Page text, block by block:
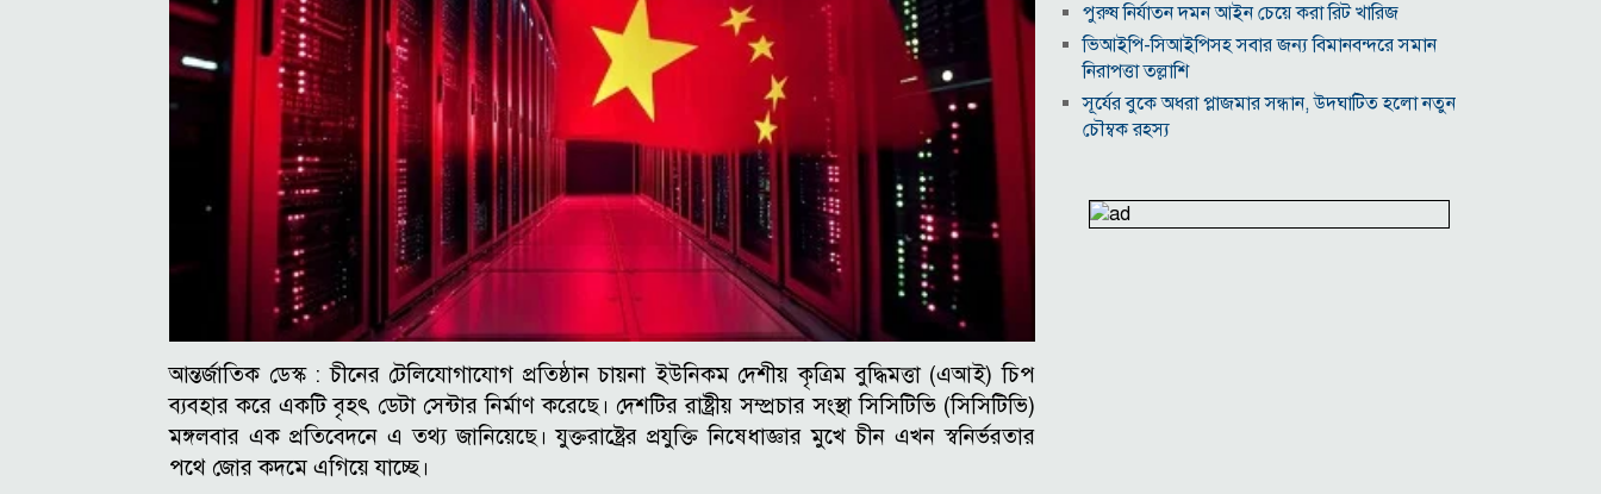
আন্তর্জাতিক ডেস্ক :চীনের টেলিযোগাযোগ প্রতিষ্ঠান চায়না ইউনিকম দেশীয় কৃত্রিম বুদ্ধিমত্তা (এআই) চিপ
ব্যবহার করে একটি বৃহৎ ডেটা সেন্টার নির্মাণ করেছে। দেশটির রাষ্ট্রীয় সম্প্রচার সংস্থা সিসিটিভি (সিসিটিভি)
মঙ্গলবার এক প্রতিবেদনে এ তথ্য জানিয়েছে। যুক্তরাষ্ট্রের প্রযুক্তি নিষেধাজ্ঞার মুখে চীন এখন স্বনির্ভরতার
পথে জোর কদমে এগিয়ে যাচ্ছে।
পুরুষ নির্যাতন দমন আইন চেয়ে করা রিট খারিজ
ভিআইপি-সিআইপিসহ সবার জন্য বিমানবন্দরে সমান
নিরাপত্তা তল্লাশি
সূর্যের বুকে অধরা প্লাজমার সন্ধান, উদ্ঘাটিত হলো নতুন
চৌম্বক রহস্য
প্রতারণা মামলায় সালমান খানকে আদালতে তলব
কোটি টাকার মৃত্যু ভাতার লোভে সেনাদের বিয়ে, সামনে